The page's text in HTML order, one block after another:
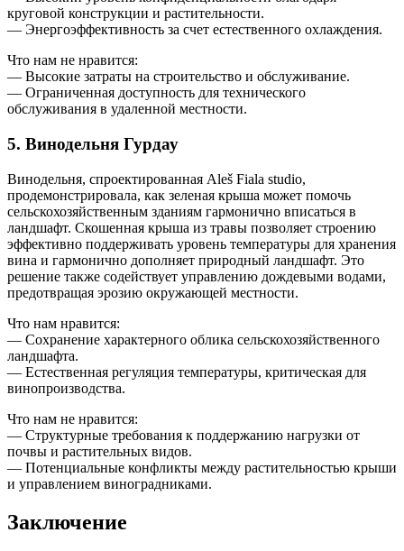
круговой конструкции и растительности.
— Энергоэффективность за счет естественного охлаждения.
Что нам не нравится:
— Высокие затраты на строительство и обслуживание.
— Ограниченная доступность для технического
обслуживания в удаленной местности.
5. Винодельня Гурдау
Винодельня, спроектированная Aleš Fiala studio,
продемонстрировала, как зеленая крыша может помочь
сельскохозяйственным зданиям гармонично вписаться в
ландшафт. Скошенная крыша из травы позволяет строению
эффективно поддерживать уровень температуры для хранения
вина и гармонично дополняет природный ландшафт. Это
решение также содействует управлению дождевыми водами,
предотвращая эрозию окружающей местности.
Что нам нравится:
— Сохранение характерного облика сельскохозяйственного
ландшафта.
— Естественная регуляция температуры, критическая для
винопроизводства.
Что нам не нравится:
— Структурные требования к поддержанию нагрузки от
почвы и растительных видов.
— Потенциальные конфликты между растительностью крыши
и управлением виноградниками.
Заключение